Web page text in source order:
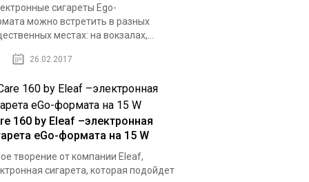
сигареты Ego-
можно встретить в разных
местах: на вокзалах,...
26.02.2017
160 by Eleaf –электронная
eGo-формата на 15 W
творение от компании Eleaf,
сигарета, которая подойдет